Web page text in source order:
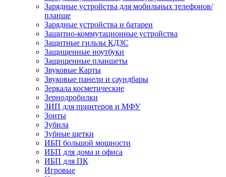
Зарядные устройства для мобильных телефонов/
планше
Зарядные устройства и батареи
Защитно-коммутационные устройства
Защитные гильзы КДЗС
Защищенные ноутбуки
Защищенные планшеты
Звуковые Карты
Звуковые панели и саундбары
Зеркала косметические
Зернодробилки
ЗИП для принтеров и МФУ
Зонты
Зубила
Зубные щетки
ИБП большой мощности
ИБП для дома и офиса
ИБП для ПК
Игровые